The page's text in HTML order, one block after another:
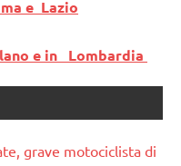
e Lazio
e in Lombardia
grave motociclista di